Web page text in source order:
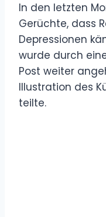
In den letzten
Gerüchte, dass
Depressionen
wurde durch
Post weiter
Illustration des
teilte.